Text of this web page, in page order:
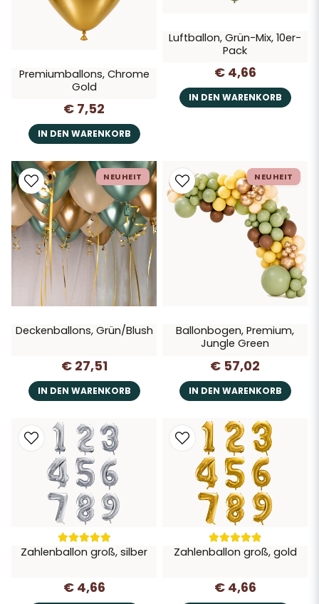
Premiumballons, Chrome
Gold
€ 7,52
IN DEN WARENKORB
Luftballon, Grün-Mix, 10er-
Pack
€ 4,66
IN DEN WARENKORB
Deckenballons, Grün/Blush
€ 27,51
IN DEN WARENKORB
NEUHEIT
Ballonbogen, Premium,
Jungle Green
€ 57,02
IN DEN WARENKORB
NEUHEIT
Zahlenballon groß, silber
€ 4,66
Zahlenballon groß, gold
€ 4,66